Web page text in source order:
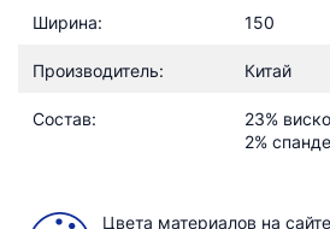
Ширина: 150
Производитель: Китай
Состав:
23%
2%
Цвета материалов на